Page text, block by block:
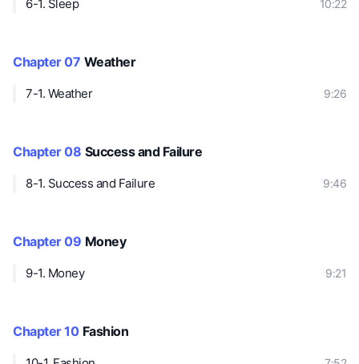
6-1. Sleep 10:22
Chapter 07 Weather
7-1. Weather 9:26
Chapter 08 Success and Failure
8-1. Success and Failure 9:46
Chapter 09 Money
9-1. Money 9:21
Chapter 10 Fashion